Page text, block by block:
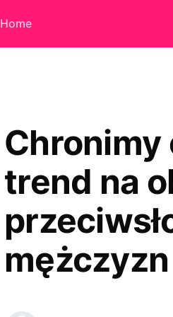
Home
Chronimy
trend na
mężczyzn